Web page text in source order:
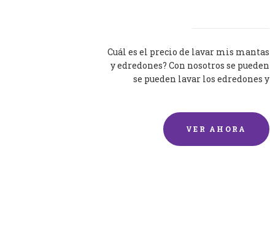
Cuál es el precio de lavar mis mantas
y edredones? Con nosotros se pueden
se pueden lavar los edredones y
VER AHORA